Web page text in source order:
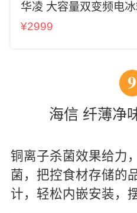
华凌 大容量双变频电
¥2999
9
海信 纤薄净
铜离子杀菌效果给力
菌，把控食材存储的
计，轻松内嵌安装，